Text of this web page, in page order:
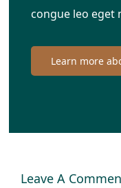
congue leo eget
Learn more
Leave A